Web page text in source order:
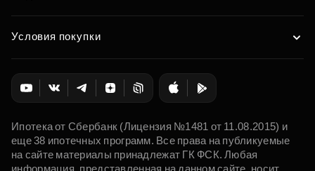
Условия покупки
Ипотека от Сбербанк (Лицензия №1481 от 11.08.2015) и
еще 38 ипотечных программ. Все права на публикуемые
на сайте материалы принадлежат ГК ФСК. Любая
информация, представленная на данном сайте, носит